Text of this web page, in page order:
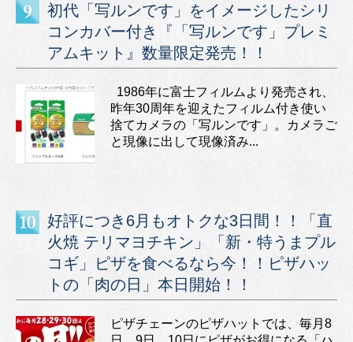
初代「写ルンです」をイメージしたシリ
コンカバー付き『「写ルンです」プレミ
アムキット』数量限定発売！！
1986年に富士フィルムより発売され、
昨年30周年を迎えたフィルム付き使い
捨てカメラの「写ルンです」。カメラご
と現像に出して現像済み...
好評につき6月もオトクな3日間！！「直
火焼 テリマヨチキン」「新・特うまプル
コギ」ピザを食べるなら今！！ピザハッ
トの「肉の日」本日開始！！
ピザチェーンのピザハットでは、毎月8